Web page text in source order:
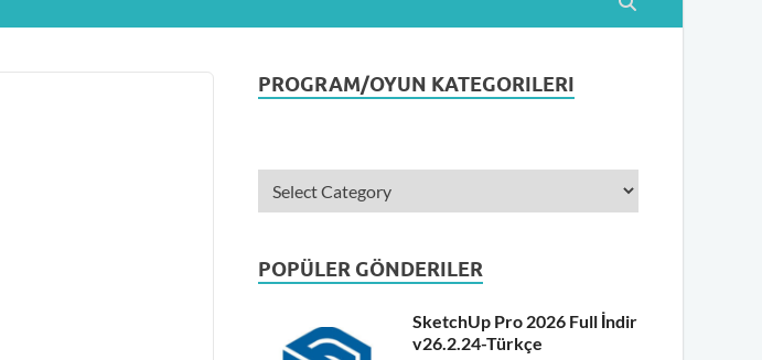
PROGRAM/OYUN KATEGORILERI
POPÜLER GÖNDERILER
SketchUp Pro 2026 Full İndir
v26.2.24-Türkçe